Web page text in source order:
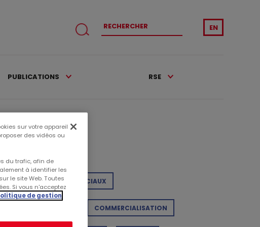
EN
PUBLICATIONS RSE
CENTRES COMMERCIAUX
COMMERCIALISATION
sur votre appareil
des vidéos ou
du trafic, afin de
à identifier les
le site Web. Toutes
Si vous n'acceptez
de gestion